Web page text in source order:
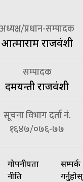
अध्यक्ष/प्रधान-सम्पादक
आत्माराम राजवंशी
सम्पादक
दमयन्ती राजवंशी
सूचना विभाग दर्ता नं.
१६४७/०७६-७७
गोपनीयता
नीति
सम्पर्क
गर्नुहोस्